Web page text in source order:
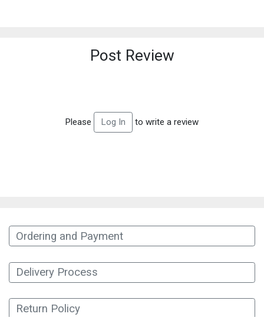
Post Review
Please Log In to write a review
Ordering and Payment
Delivery Process
Return Policy